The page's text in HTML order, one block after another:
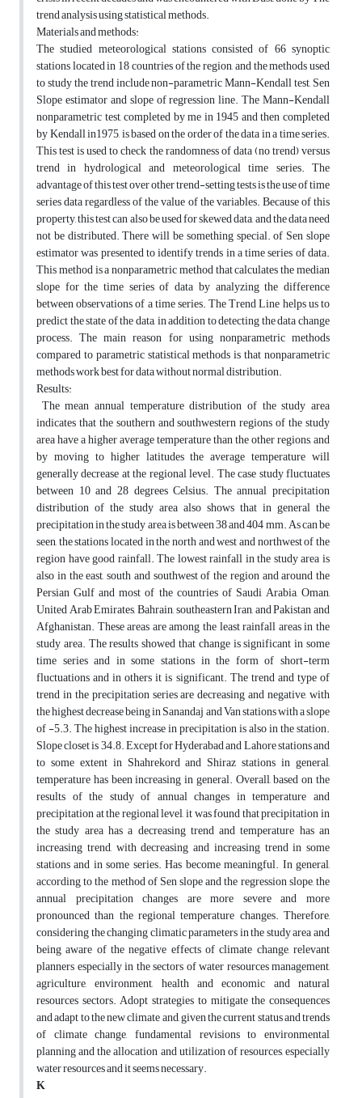
trend analysis using statistical methods.
Materials and methods:
The studied meteorological stations consisted of 66 synoptic
stations located in 18 countries of the region, and the methods used
to study the trend include non-parametric Mann-Kendall test, Sen
Slope estimator and slope of regression line. The Mann-Kendall
nonparametric test, completed by me in 1945 and then completed
by Kendall in1975, is based on the order of the data in a time series.
This test is used to check the randomness of data (no trend) versus
trend in hydrological and meteorological time series. The
advantage of this test over other trend-setting tests is the use of time
series data regardless of the value of the variables. Because of this
property, this test can also be used for skewed data, and the data need
not be distributed. There will be something special. of Sen slope
estimator was presented to identify trends in a time series of data.
This method is a nonparametric method that calculates the median
slope for the time series of data by analyzing the difference
between observations of a time series. The Trend Line helps us to
predict the state of the data, in addition to detecting the data change
process. The main reason for using nonparametric methods
compared to parametric statistical methods is that nonparametric
methods work best for data without normal distribution.
Results:
The mean annual temperature distribution of the study area
indicates that the southern and southwestern regions of the study
area have a higher average temperature than the other regions, and
by moving to higher latitudes the average temperature will
generally decrease at the regional level. The case study fluctuates
between 10 and 28 degrees Celsius. The annual precipitation
distribution of the study area also shows that in general the
precipitation in the study area is between 38 and 404 mm. As can be
seen, the stations located in the north and west and northwest of the
region have good rainfall. The lowest rainfall in the study area is
also in the east, south and southwest of the region and around the
Persian Gulf and most of the countries of Saudi Arabia, Oman,
United Arab Emirates, Bahrain, southeastern Iran, and Pakistan and
Afghanistan. These areas are among the least rainfall areas in the
study area. The results showed that change is significant in some
time series and in some stations in the form of short-term
fluctuations and in others it is significant. The trend and type of
trend in the precipitation series are decreasing and negative, with
the highest decrease being in Sanandaj and Van stations with a slope
of -5.3. The highest increase in precipitation is also in the station.
Slope closet is 34.8. Except for Hyderabad and Lahore stations and
to some extent in Shahrekord and Shiraz stations in general,
temperature has been increasing in general. Overall, based on the
results of the study of annual changes in temperature and
precipitation at the regional level, it was found that precipitation in
the study area has a decreasing trend and temperature has an
increasing trend, with decreasing and increasing trend in some
stations and in some series. Has become meaningful. In general,
according to the method of Sen slope and the regression slope, the
annual precipitation changes are more severe and more
pronounced than the regional temperature changes. Therefore,
considering the changing climatic parameters in the study area and
being aware of the negative effects of climate change, relevant
planners especially in the sectors of water resources management,
agriculture, environment, health and economic and natural
resources sectors. Adopt strategies to mitigate the consequences
and adapt to the new climate and, given the current status and trends
of climate change, fundamental revisions to environmental
planning and the allocation and utilization of resources, especially
water resources and it seems necessary.
K